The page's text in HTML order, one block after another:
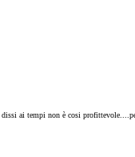
ai tempi non è cosi